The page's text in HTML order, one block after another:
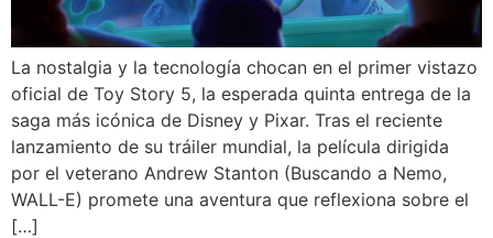
La nostalgia y la tecnología chocan en el primer vistazo
oficial de Toy Story 5, la esperada quinta entrega de la
saga más icónica de Disney y Pixar. Tras el reciente
lanzamiento de su tráiler mundial, la película dirigida
por el veterano Andrew Stanton (Buscando a Nemo,
WALL-E) promete una aventura que reflexiona sobre el
[…]